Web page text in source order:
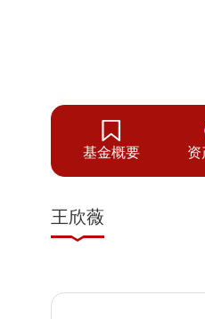
基金概要 资
王欣薇